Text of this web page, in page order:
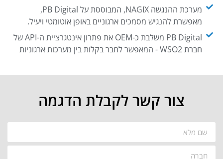
מערכת ההנגשה NAGIX, המבוססת על PB Digital,
מאפשרת להנגיש מסמכים ארגוניים באופן אוטומטי ויעיל.
PB Digital משלבת כ-OEM את פתרון אינטגרציית ה-API של
חברת WSO2 - המאפשר לחבר בקלות בין מערכות ארגוניות
צור קשר לקבלת הדגמה